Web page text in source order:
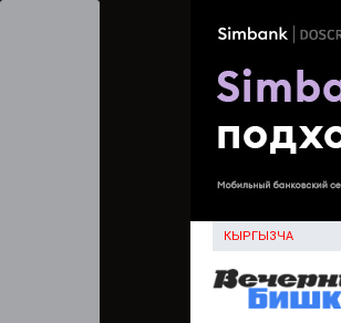
КЫРГЫЗЧА